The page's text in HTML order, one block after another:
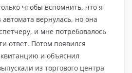
чтобы вспомнить, что я
вернулась, но она
и мне потребовалось
ответ. Потом появился
​​и объяснил
из торгового центра